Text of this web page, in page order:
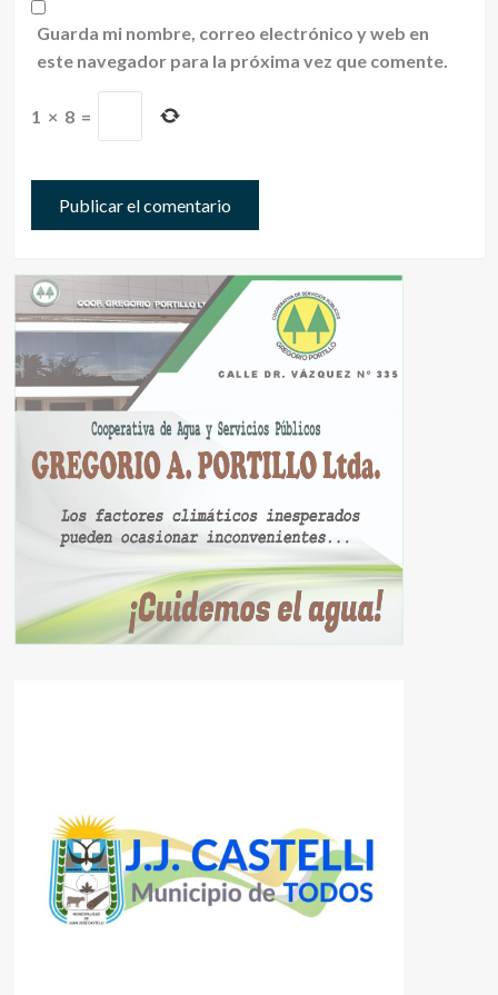
Guarda mi nombre, correo electrónico y web en
este navegador para la próxima vez que comente.
1 × 8 =